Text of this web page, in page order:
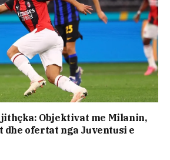
Objektivat me Milanin,
dhe ofertat nga Juventusi e